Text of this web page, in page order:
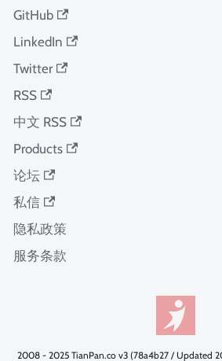
GitHub
LinkedIn
Twitter
RSS
中文 RSS
Products
论坛
私信
隐私政策
服务条款
2008 - 2025 TianPan.co v3 (78a4b27 / Updated